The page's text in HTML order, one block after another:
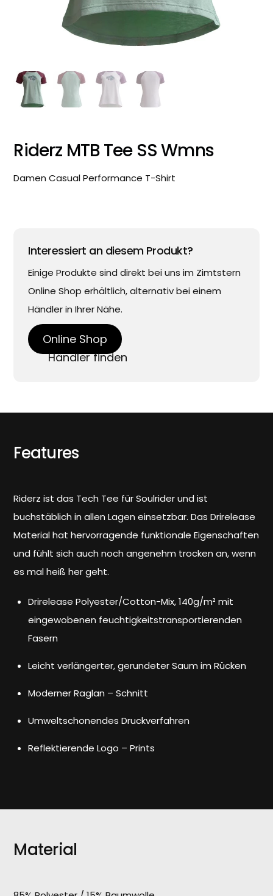
Riderz MTB Tee SS Wmns
Damen Casual Performance T-Shirt
Interessiert an diesem Produkt?
Einige Produkte sind direkt bei uns im Zimtstern
Online Shop erhältlich, alternativ bei einem
Händler in Ihrer Nähe.
Online Shop
Händler finden
Features
Riderz ist das Tech Tee für Soulrider und ist
buchstäblich in allen Lagen einsetzbar. Das Drirelease
Material hat hervorragende funktionale Eigenschaften
und fühlt sich auch noch angenehm trocken an, wenn
es mal heiß her geht.
Drirelease Polyester/Cotton-Mix, 140g/m² mit
eingewobenen feuchtigkeitstransportierenden
Fasern
Leicht verlängerter, gerundeter Saum im Rücken
Moderner Raglan – Schnitt
Umweltschonendes Druckverfahren
Reflektierende Logo – Prints
Material